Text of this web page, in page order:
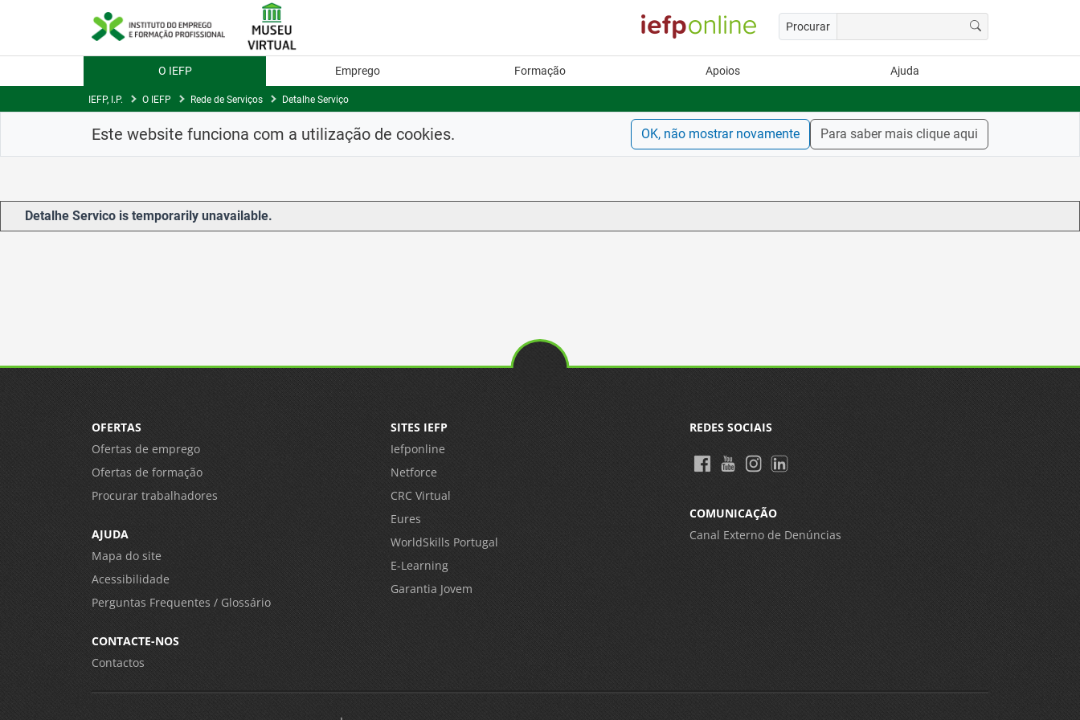
Procurar
O IEFP Emprego Formação Apoios Ajuda
IEFP, I.P. O IEFP Rede de Serviços Detalhe Serviço
Este website funciona com a utilização de cookies. OK, não mostrar novamente Para saber mais clique aqui
Detalhe Servico is temporarily unavailable.
OFERTAS
Ofertas de emprego
Ofertas de formação
Procurar trabalhadores
AJUDA
Mapa do site
Acessibilidade
Perguntas Frequentes / Glossário
CONTACTE-NOS
Contactos
SITES IEFP
Iefponline
Netforce
CRC Virtual
Eures
WorldSkills Portugal
E-Learning
Garantia Jovem
REDES SOCIAIS
COMUNICAÇÃO
Canal Externo de Denúncias